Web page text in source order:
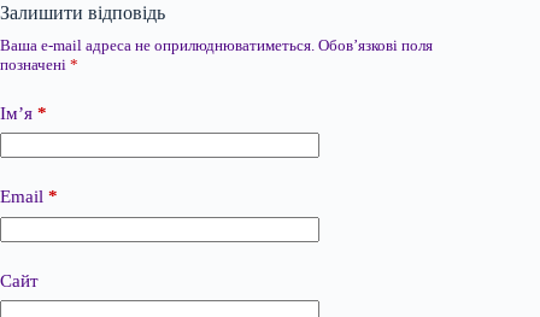
Залишити відповідь
Ваша e-mail адреса не оприлюднюватиметься. Обов’язкові поля
позначені *
Ім’я *
Email *
Сайт